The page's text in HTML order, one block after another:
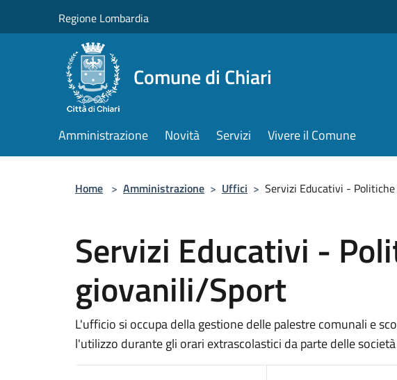
Regione Lombardia
Comune di Chiari
Amministrazione Novità Servizi Vivere il Comune
Home > Amministrazione > Uffici > Servizi Educativi -
Servizi Educativi -
giovanili/Sport
L'ufficio si occupa della gestione delle palestre comunali e
l'utilizzo durante gli orari extrascolastici da parte delle